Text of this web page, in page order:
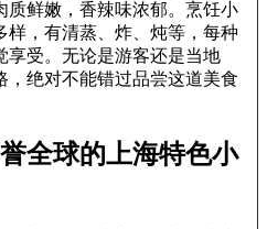
质鲜嫩，香辣味浓郁。烹饪小
样，有清蒸、炸、炖等，每种
享受。无论是游客还是当地
，绝对不能错过品尝这道美食
全球的上海特色小